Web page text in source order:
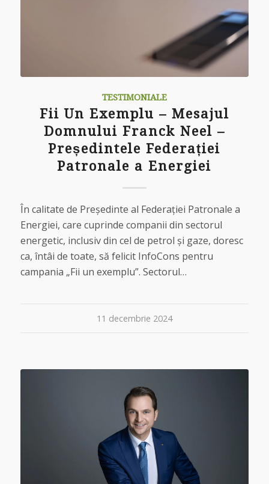
TESTIMONIALE
Fii Un Exemplu – Mesajul
Domnului Franck Neel –
Președintele Federației
Patronale a Energiei
În calitate de Președinte al Federației Patronale a
Energiei, care cuprinde companii din sectorul
energetic, inclusiv din cel de petrol și gaze, doresc
ca, întâi de toate, să felicit InfoCons pentru
campania „Fii un exemplu”. Sectorul…
11 decembrie 2024